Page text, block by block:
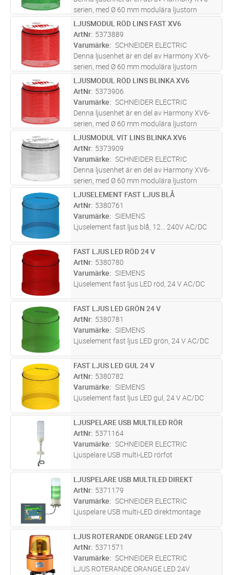
serien, med Ø 60 mm modulära ljustorn
designade för enkel kundmontering. Denna
gröna ljusenhet är designad som en
belysningsenhet som ansluts till en bas och
...läs mer
ST Lägg i kundvagn
LJUSMODUL RÖD LINS FAST XV6
ArtNr 5373889
Varumärke
SCHNEIDER ELECTRIC
Denna ljusenhet är en del av Harmony XV6-
serien, med Ø 60 mm modulära ljustorn
designade för enkel kundmontering. Denna
rödljusenhet är designad som en
belysningsenhet som ansluts till en bas och
til...läs mer
ST Lägg i kundvagn
LJUSMODUL RÖD LINS BLINKA XV6
ArtNr 5373906
Varumärke
SCHNEIDER ELECTRIC
Denna ljusenhet är en del av Harmony XV6-
serien, med Ø 60 mm modulära ljustorn
designade för enkel kundmontering. Denna
rödljusenhet är designad som en
belysningsenhet som ansluts till en bas och
til...läs mer
ST Lägg i kundvagn
LJUSMODUL VIT LINS BLINKA XV6
ArtNr 5373909
Varumärke
SCHNEIDER ELECTRIC
Denna ljusenhet är en del av Harmony XV6-
serien, med Ø 60 mm modulära ljustorn
designade för enkel kundmontering. Denna
vita ljusenhet är designad som en
belysningsenhet som ansluts till en bas och
t ...läs mer
ST Lägg i kundvagn
LJUSELEMENT FAST LJUS BLÅ
ArtNr 5380761
Varumärke
SIEMENS
Ljuselement fast ljus blå, 12... 240V AC/DC
ST Lägg i kundvagn
FAST LJUS LED RÖD 24 V
ArtNr 5380780
Varumärke
SIEMENS
Ljuselement fast ljus LED röd, 24 V AC/DC
ST Lägg i kundvagn
FAST LJUS LED GRÖN 24 V
ArtNr 5380781
Varumärke
SIEMENS
Ljuselement fast ljus LED grön, 24 V AC/DC
ST Lägg i kundvagn
FAST LJUS LED GUL 24 V
ArtNr 5380782
Varumärke
SIEMENS
Ljuselement fast ljus LED gul, 24 V AC/DC
ST Lägg i kundvagn
LJUSPELARE USB MULTILED RÖR
ArtNr 5371164
Varumärke
SCHNEIDER ELECTRIC
Ljuspelare USB multi-LED rörfot
ST Lägg i kundvagn
LJUSPELARE USB MULTILED DIREKT
ArtNr 5371179
Varumärke
SCHNEIDER ELECTRIC
Ljuspelare USB multi-LED direktmontage
ST Lägg i kundvagn
LJUS ROTERANDE ORANGE LED 24V
ArtNr 5371571
Varumärke
SCHNEIDER ELECTRIC
LJUS ROTERANDE ORANGE LED 24V